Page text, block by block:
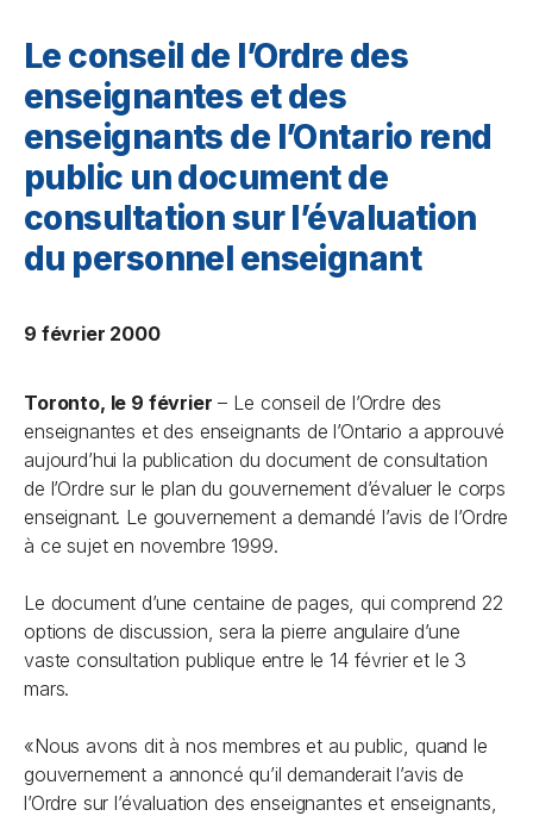
Le conseil de l’Ordre des
enseignantes et des
enseignants de l’Ontario rend
public un document de
consultation sur l’évaluation
du personnel enseignant
9 février 2000
Toronto, le 9 février – Le conseil de l’Ordre des
enseignantes et des enseignants de l’Ontario a approuvé
aujourd’hui la publication du document de consultation
de l’Ordre sur le plan du gouvernement d’évaluer le corps
enseignant. Le gouvernement a demandé l’avis de l’Ordre
à ce sujet en novembre 1999.
Le document d’une centaine de pages, qui comprend 22
options de discussion, sera la pierre angulaire d’une
vaste consultation publique entre le 14 février et le 3
mars.
«Nous avons dit à nos membres et au public, quand le
gouvernement a annoncé qu’il demanderait l’avis de
l’Ordre sur l’évaluation des enseignantes et enseignants,